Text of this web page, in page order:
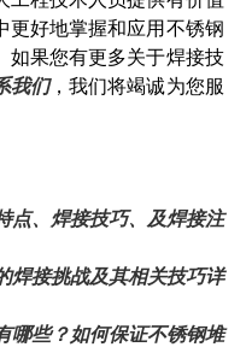
更好地掌握和应用不锈钢
如果您有更多关于焊接技
我们，我们将竭诚为您服
点、焊接技巧、及焊接注
焊接挑战及其相关技巧详
哪些？如何保证不锈钢堆